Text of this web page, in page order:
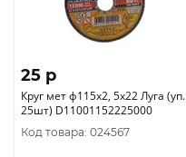
25 p
Круг мет ф115х2, 5х22 Луга (уп.
25шт) D11001152225000
Код товара: 024567